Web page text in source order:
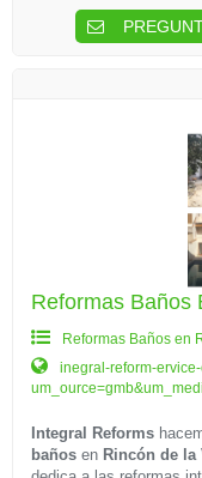
Reformas Baños
Reformas Baños en
inegral-reform-
Integral Reforms
baños en Rincón de la